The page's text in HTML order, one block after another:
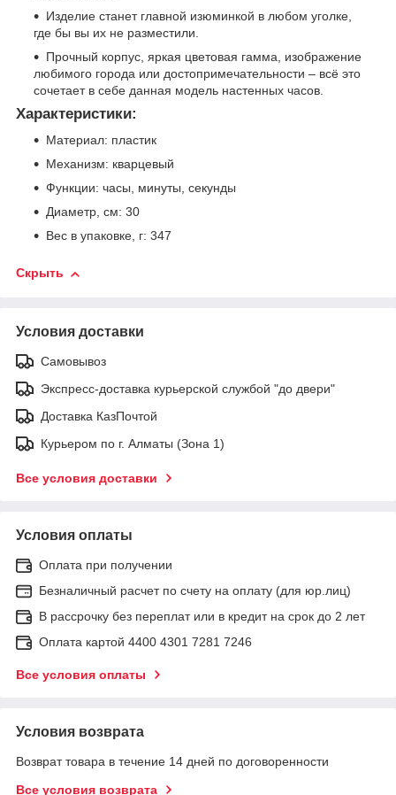
Изделие станет главной изюминкой в любом уголке,
где бы вы их не разместили.
Прочный корпус, яркая цветовая гамма, изображение
любимого города или достопримечательности – всё это
сочетает в себе данная модель настенных часов.
Характеристики:
Материал: пластик
Механизм: кварцевый
Функции: часы, минуты, секунды
Диаметр, см: 30
Вес в упаковке, г: 347
Скрыть
Условия доставки
Самовывоз
Экспресс-доставка курьерской службой "до двери"
Доставка КазПочтой
Курьером по г. Алматы (Зона 1)
Все условия доставки
Условия оплаты
Оплата при получении
Безналичный расчет по счету на оплату (для юр.лиц)
В рассрочку без переплат или в кредит на срок до 2 лет
Оплата картой 4400 4301 7281 7246
Все условия оплаты
Условия возврата
Возврат товара в течение 14 дней по договоренности
Все условия возврата